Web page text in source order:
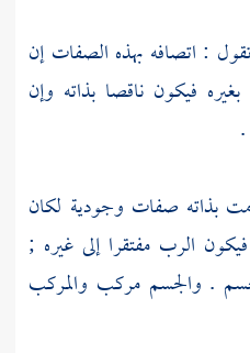
: اتصافه بهذه الصفات إن
فيكون ناقصا بذاته وإن
.
بذاته صفات وجودية لكان
الرب مفتقرا إلى غيره ;
. والجسم مركب والمركب